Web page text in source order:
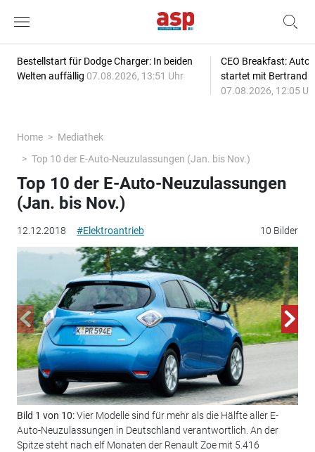
Bestellstart für Dodge Charger: In beiden
Welten auffällig 07.08.2026, 13:51 Uhr
CEO Breakfast:
startet mit Bertrand
07.08.2026, 12:05
Home
Mediathek
Top 10 der E-Auto-Neuzulassungen (Jan. bis Nov.)
12.12.2018 #Elektroantrieb 10 Bilder
Top 10 der E-Auto-Neuzulassungen
(Jan. bis Nov.)
Bild 1 von 10:Vier Modelle sind für mehr als die Hälfte aller E-
Auto-Neuzulassungen in Deutschland verantwortlich. An der
Spitze steht nach elf Monaten der Renault Zoe mit 5.416